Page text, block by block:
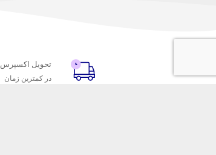
تحویل اکسپرس
در کمترین زمان